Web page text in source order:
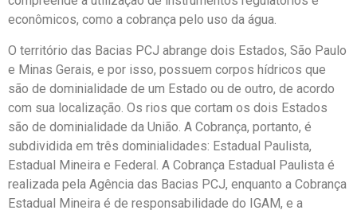
econômicos, como a cobrança pelo uso da água.
O território das Bacias PCJ abrange dois Estados, São Paulo
e Minas Gerais, e por isso, possuem corpos hídricos que
são de dominialidade de um Estado ou de outro, de acordo
com sua localização. Os rios que cortam os dois Estados
são de dominialidade da União. A Cobrança, portanto, é
subdividida em três dominialidades: Estadual Paulista,
Estadual Mineira e Federal. A Cobrança Estadual Paulista é
realizada pela Agência das Bacias PCJ, enquanto a Cobrança
Estadual Mineira é de responsabilidade do IGAM, e a